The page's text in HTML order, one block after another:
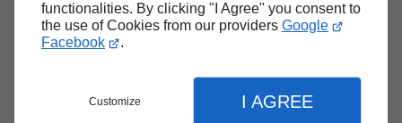
functionalities. By clicking "I Agree" you consent to
the use of Cookies from our providers Google
Facebook
.
Customize I AGREE